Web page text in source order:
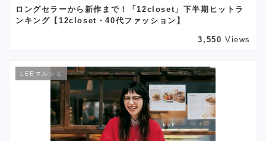
ロングセラーから新作まで！「12closet」下半期ヒットラ
ンキング【12closet・40代ファッション】
3,550 Views
LEEマルシェ